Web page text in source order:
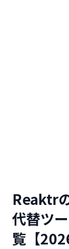
Reaktr
代替ツ
覧【